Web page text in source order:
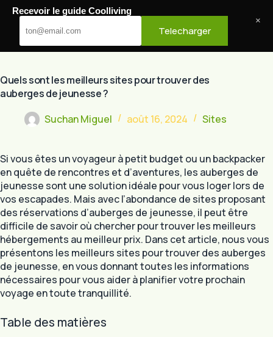
Passer
contenu
Cool Living
Quels sont les meilleurs sites pour trouver des
auberges de jeunesse ?
Suchan Miguel
août 16, 2024 Sites
Si vous êtes un voyageur à petit budget ou un backpacker
en quête de rencontres et d’aventures, les auberges de
jeunesse sont une solution idéale pour vous loger lors de
vos escapades. Mais avec l’abondance de sites proposant
des réservations d’auberges de jeunesse, il peut être
difficile de savoir où chercher pour trouver les meilleurs
hébergements au meilleur prix. Dans cet article, nous vous
présentons les meilleurs sites pour trouver des auberges
de jeunesse, en vous donnant toutes les informations
nécessaires pour vous aider à planifier votre prochain
voyage en toute tranquillité.
Table des matières
Recevoir le guide Coolliving
Telecharger
×